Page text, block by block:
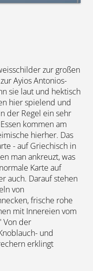
zur großen
Ayios Antonios-
sie laut und hektisch
hier spielend und
der Regel ein sehr
kommen am
hierher. Das
- auf Griechisch in
man ankreuzt, was
Karte auf
auch. Darauf stehen
von
frische rohe
mit Innereien vom
Von der
und
erklingt